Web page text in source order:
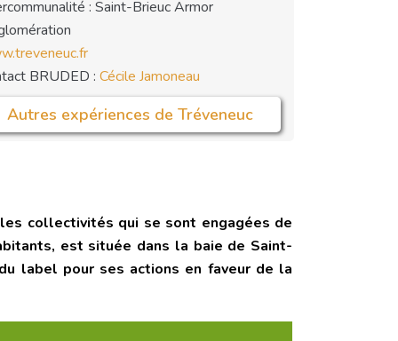
: Saint-Brieuc Armor
BRUDED : Cécile Jamoneau
Autres expériences de Tréveneuc
collectivités qui se sont engagées de
est située dans la baie de Saint-
label pour ses actions en faveur de la